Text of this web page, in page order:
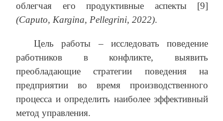
облегчая его продуктивные аспекты [9]
(Caputo, Kargina, Pellegrini, 2022).
Цель работы – исследовать поведение
работников в конфликте, выявить
преобладающие стратегии поведения на
предприятии во время производственного
процесса и определить наиболее эффективный
метод управления.